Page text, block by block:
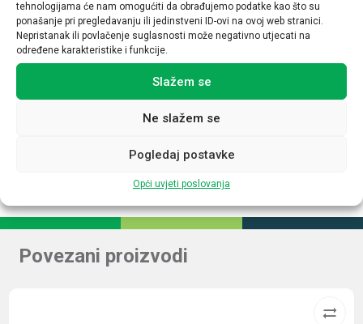
tehnologijama će nam omogućiti da obrađujemo podatke kao što su
ponašanje pri pregledavanju ili jedinstveni ID-ovi na ovoj web stranici.
Nepristanak ili povlačenje suglasnosti može negativno utjecati na
određene karakteristike i funkcije.
Slažem se
Ne slažem se
Pogledaj postavke
Opći uvjeti poslovanja
Izlazni napon (V DC)
24
Povezani proizvodi